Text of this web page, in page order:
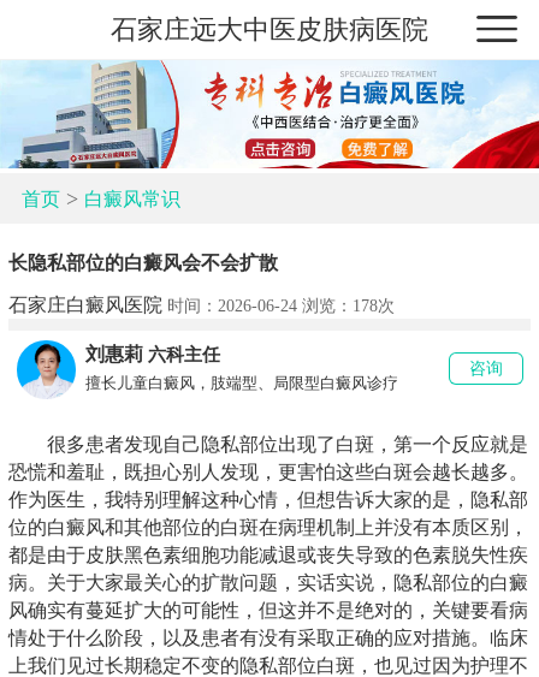
石家庄远大中医皮肤病医院
首页> 白癜风常识
长隐私部位的白癜风会不会扩散
石家庄白癜风医院 时间：2026-06-24 浏览： 178次
刘惠莉 六科主任
擅长儿童白癜风，肢端型、局限型白癜风诊疗
咨询
很多患者发现自己隐私部位出现了白斑，第一个反应就是
恐慌和羞耻，既担心别人发现，更害怕这些白斑会越长越多。
作为医生，我特别理解这种心情，但想告诉大家的是，隐私部
位的白癜风和其他部位的白斑在病理机制上并没有本质区别，
都是由于皮肤黑色素细胞功能减退或丧失导致的色素脱失性疾
病。关于大家最关心的扩散问题，实话实说，隐私部位的白癜
风确实有蔓延扩大的可能性，但这并不是绝对的，关键要看病
情处于什么阶段，以及患者有没有采取正确的应对措施。临床
上我们见过长期稳定不变的隐私部位白斑，也见过因为护理不